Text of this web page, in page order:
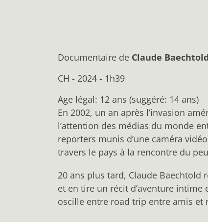
Documentaire de Claude Baechtold
CH - 2024 - 1h39
Age légal: 12 ans (suggéré: 14 ans)
En 2002, un an après l’invasion
l’attention des médias du monde
reporters munis d’une caméra
travers le pays à la rencontre du
20 ans plus tard, Claude Baechtold
et en tire un récit d’aventure intime
oscille entre road trip entre amis et